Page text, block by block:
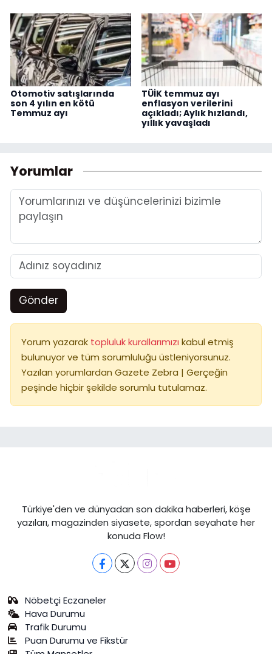
Otomotiv satışlarında
son 4 yılın en kötü
Temmuz ayı
TÜİK temmuz ayı
enflasyon verilerini
açıkladı; Aylık hızlandı,
yıllık yavaşladı
Yorumlar
Gönder
Yorum yazarak topluluk kurallarımızı kabul etmiş
bulunuyor ve tüm sorumluluğu üstleniyorsunuz.
Yazılan yorumlardan Gazete Zebra | Gerçeğin
peşinde hiçbir şekilde sorumlu tutulamaz.
Türkiye'den ve dünyadan son dakika haberleri, köşe
yazıları, magazinden siyasete, spordan seyahate her
konuda Flow!
Nöbetçi Eczaneler
Hava Durumu
Trafik Durumu
Puan Durumu ve Fikstür